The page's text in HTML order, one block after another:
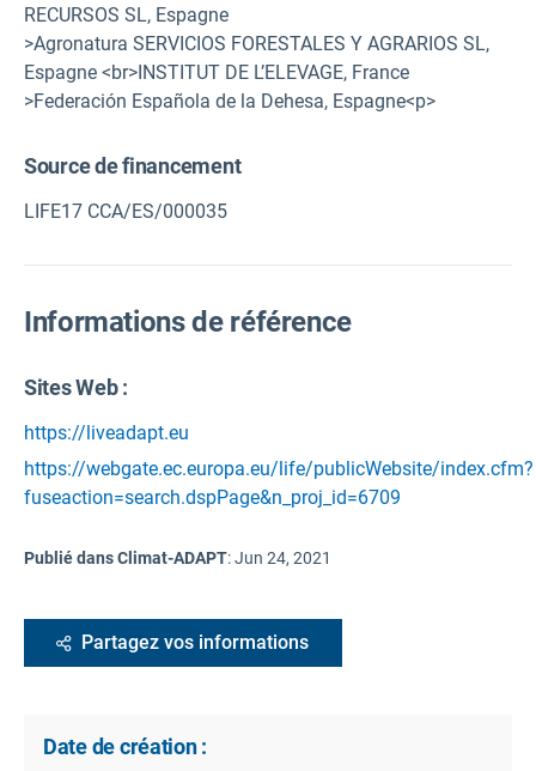
RECURSOS SL, Espagne
>Agronatura SERVICIOS FORESTALES Y AGRARIOS SL,
Espagne <br>INSTITUT DE L’ELEVAGE, France
>Federación Española de la Dehesa, Espagne<p>
Source de financement
LIFE17 CCA/ES/000035
Informations de référence
Sites Web :
https://liveadapt.eu
https://webgate.ec.europa.eu/life/publicWebsite/index.cfm?
fuseaction=search.dspPage&n_proj_id=6709
Publié dans Climat-ADAPT:Jun 24, 2021
Partagez vos informations
Date de création :